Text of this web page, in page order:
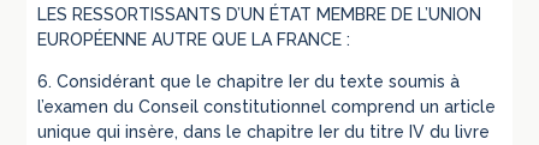
LES RESSORTISSANTS D’UN ÉTAT MEMBRE DE L’UNION
EUROPÉENNE AUTRE QUE LA FRANCE :
6. Considérant que le chapitre Ier du texte soumis à
l’examen du Conseil constitutionnel comprend un article
unique qui insère, dans le chapitre Ier du titre IV du livre